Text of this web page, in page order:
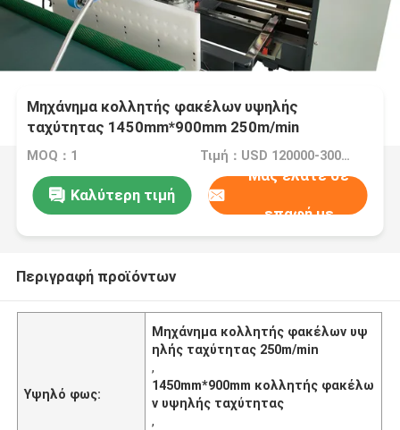
Μηχάνημα κολλητής φακέλων υψηλής
ταχύτητας 1450mm*900mm 250m/min
MOQ：1 Τιμή：USD 120000-300000/SET
Καλύτερη τιμή
Μας ελάτε σε
επαφή με
Περιγραφή προϊόντων
Υψηλό φως:
Μηχάνημα κολλητής φακέλων υψ
ηλής ταχύτητας 250m/min
,
1450mm*900mm κολλητής φακέλω
ν υψηλής ταχύτητας
,